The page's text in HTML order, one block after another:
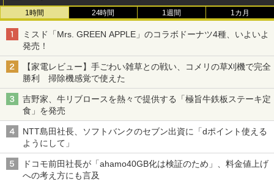
1時間 24時間 1週間 1カ月
ミスド「Mrs. GREEN APPLE」のコラボドーナツ4種、いよいよ
発売！
【家電レビュー】手ごわい雑草との戦い、コメリの草刈機で完全
勝利 掃除機感覚で使えた
吉野家、牛リブロースを熱々で提供する「極旨牛鉄板ステーキ定
食」を発売
NTT島田社長、ソフトバンクのセブン出資に「dポイント使える
ようにして」
ドコモ前田社長が「ahamo40GB化は検証のため」、料金値上げ
への考え方にも言及